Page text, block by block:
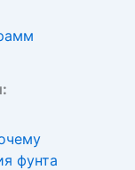
фунта